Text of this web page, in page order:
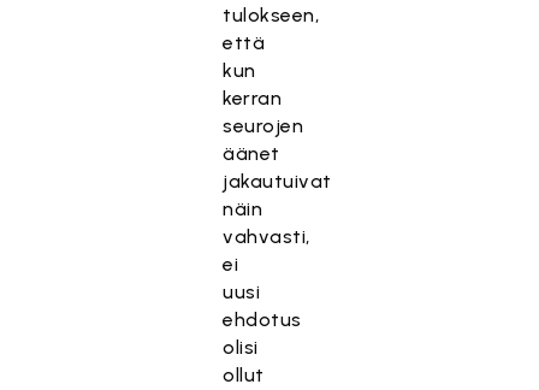
tulokseen,
että
kun
kerran
seurojen
äänet
jakautuivat
näin
vahvasti,
ei
uusi
ehdotus
olisi
ollut